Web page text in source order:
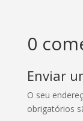
0
Enviar
O seu
obrigatórios